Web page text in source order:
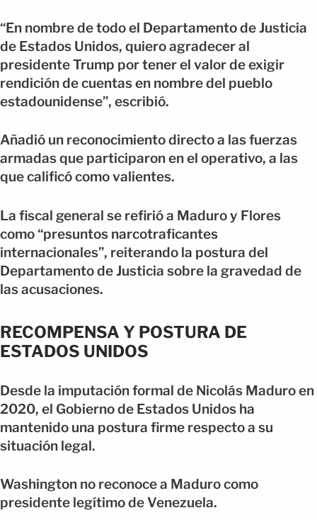
“En nombre de todo el Departamento de Justicia
de Estados Unidos, quiero agradecer al
presidente Trump por tener el valor de exigir
rendición de cuentas en nombre del pueblo
estadounidense”, escribió.
Añadió un reconocimiento directo a las fuerzas
armadas que participaron en el operativo, a las
que calificó como valientes.
La fiscal general se refirió a Maduro y Flores
como “presuntos narcotraficantes
internacionales”, reiterando la postura del
Departamento de Justicia sobre la gravedad de
las acusaciones.
RECOMPENSA Y POSTURA DE
ESTADOS UNIDOS
Desde la imputación formal de Nicolás Maduro en
2020, el Gobierno de Estados Unidos ha
mantenido una postura firme respecto a su
situación legal.
Washington no reconoce a Maduro como
presidente legítimo de Venezuela.